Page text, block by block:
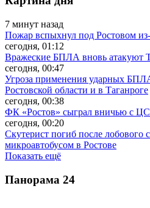
7 минут назад
Пожар вспыхнул под Ростовом
сегодня, 01:12
Вражеские БПЛА вновь атакуют
сегодня, 00:47
Угроза применения ударных
Ростовской области и в Таганроге
сегодня, 00:38
ФК «Ростов» сыграл вничью с
сегодня, 00:20
Скутерист погиб после лобового
микроавтобусом в Ростове
Показать ещё
Панорама 24